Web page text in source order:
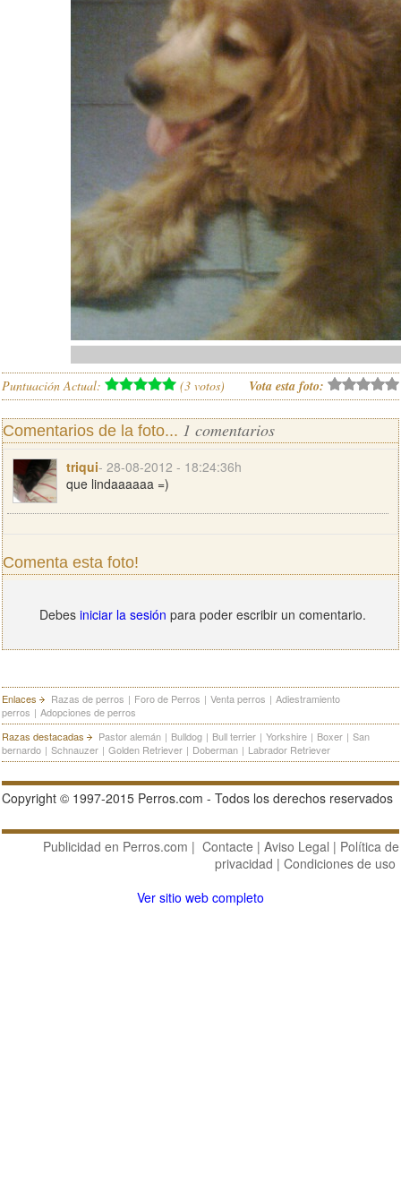
Puntuación Actual: (3 votos) Vota esta foto:
Comentarios de la foto... 1 comentarios
triqui- 28-08-2012 - 18:24:36h
que lindaaaaaa =)
Comenta esta foto!
Debes iniciar la sesión para poder escribir un comentario.
Enlaces Razas de perros | Foro de Perros | Venta perros | Adiestramiento
perros | Adopciones de perros
Razas destacadas
Pastor alemán | Bulldog | Bull terrier | Yorkshire | Boxer | San
bernardo | Schnauzer | Golden Retriever | Doberman | Labrador Retriever
Copyright © 1997-2015 Perros.com - Todos los derechos reservados
Publicidad en Perros.com | Contacte | Aviso Legal | Política de
privacidad | Condiciones de uso
Ver sitio web completo